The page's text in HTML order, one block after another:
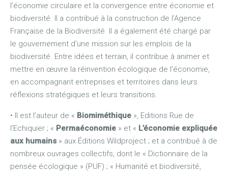
l’économie circulaire et la convergence entre économie et
biodiversité. Il a contribué à la construction de l’Agence
Française de la Biodiversité. Il a également été chargé par
le gouvernement d’une mission sur les emplois de la
biodiversité. Entre idées et terrain, il contribue à animer et
mettre en œuvre la réinvention écologique de l’économie,
en accompagnant entreprises et territoires dans leurs
réflexions stratégiques et leurs transitions.
• Il est l’auteur de « Biomiméthique », Editions Rue de
l’Echiquier ; « Permaéconomie » et « L’économie expliquée
aux humains » aux Éditions Wildproject ; et a contribué à de
nombreux ouvrages collectifs, dont le « Dictionnaire de la
pensée écologique » (PUF) ; « Humanité et biodiversité,